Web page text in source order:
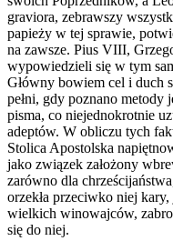
graviora, zebrawszy
papieży w tej sprawie,
na zawsze. Pius VIII,
wypowiedzieli się w tym
Główny bowiem cel i duch
pełni, gdy poznano metody
pisma, co niejednokrotnie
adeptów. W obliczu tych
Stolica Apostolska
jako związek założony
zarówno dla
orzekła przeciwko niej
wielkich winowajców,
się do niej.